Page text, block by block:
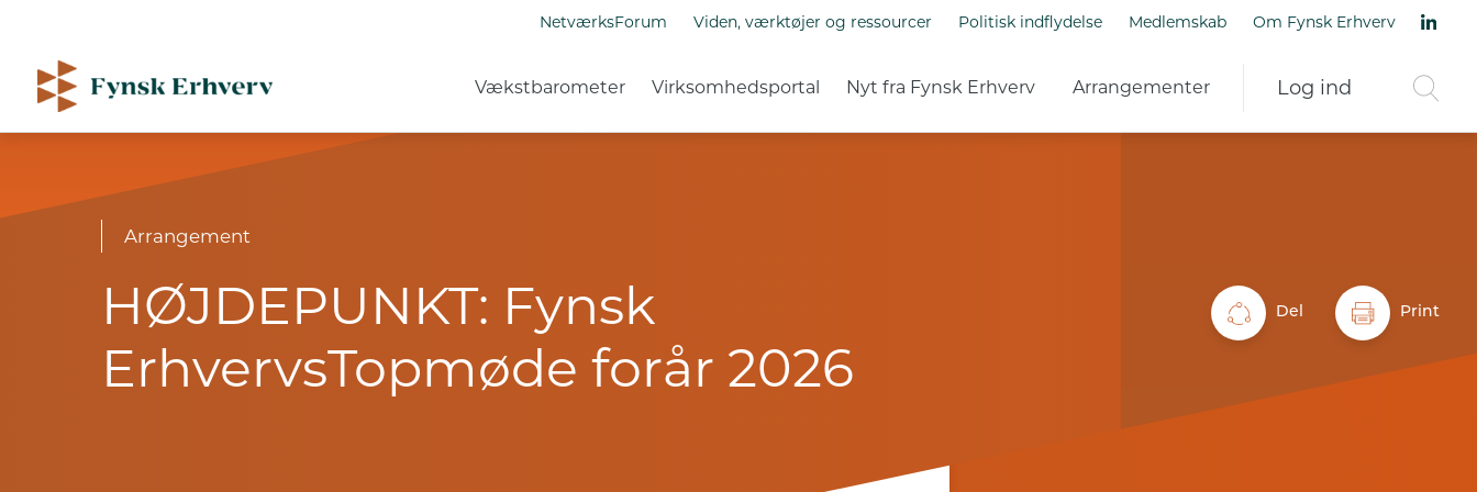
NetværksForum Viden, værktøjer og ressourcer Politisk indflydelse Medlemskab Om Fynsk Erhverv
Vækstbarometer Virksomhedsportal Nyt fra Fynsk Erhverv Arrangementer Log ind
Arrangement
HØJDEPUNKT: Fynsk
ErhvervsTopmøde forår 2026
Del Print